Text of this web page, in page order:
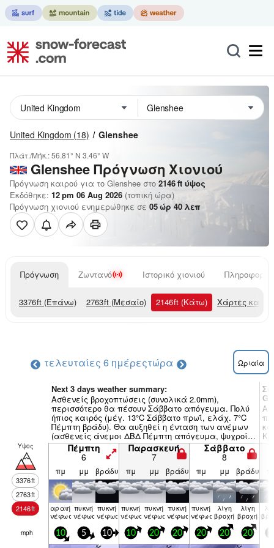
United Kingdom (18) Glenshee
Πλάτ./Μήκ.:56.81° N 3.46° W
GlensheeΠρόγνωση Χιονιού
Πρόγνωση καιρού για το Glenshee στο 2146ft ύψος
Εκδόθηκε: 12 pm 06 Aug 2026 (τοπική ώρα)
Πρόγνωση χιονιού ενημερώθηκε σε 05ώρ 40 λεπ
Πρόγνωση Ζωντανό Ιστορικό χιονιού
3376ft (Επάνω) 2763ft (Μεσαίο) 2146ft (Κάτω) Χάρτες
τελευταίες 6 ημέρεςτώρα Ωριαία
Next 3 days weather summary:
Ασθενείς βροχοπτώσεις (συνολικά 2.0mm),
περισσότερο θα πέσουν Σάββατο απόγευμα. Πολύ
ήπιος καιρός (μέγ. 13°C Σάββατο πρωΐ, ελάχ. 7°C
Πέμπτη βράδυ). Θα αυξηθεί η ένταση των ανέμων
(ασθενείς άνεμοι ΔΒΔ Πέμπτη απόγευμα, ψυχροί
άνεμοι ΔΝΔ από Σάββατο πρωΐ).
Υψος
3376ft
2763ft
2146ft
Πέμπτη
6
Παρασκευή
7
Σάββατο
8
πμ μμ βράδυ πμ μμ βράδυ πμ μμ βράδυ
αραιή
νέφωση
πυκνή
νέφωση
πυκνή
νέφωση
πυκνή
νέφωση
πυκνή
νέφωση
πυκνή
νέφωση
πυκνή
νέφωση
λίγη
βροχή
λίγη
βροχή
mph 10 5 10 10 20 20 20 20 20